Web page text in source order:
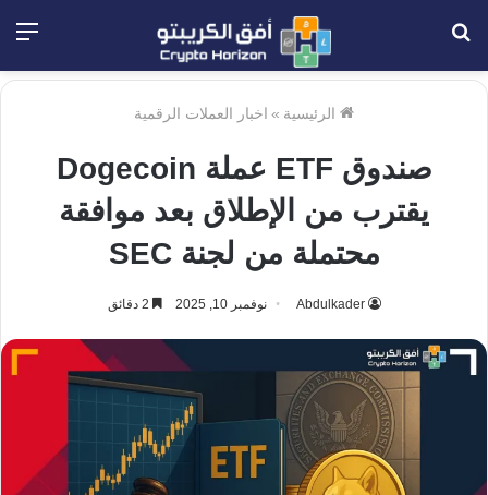
الرئيسية » اخبار العملات الرقمية
صندوق ETF عملة Dogecoin
يقترب من الإطلاق بعد موافقة
محتملة من لجنة SEC
Abdulkader نوفمبر 10, 2025